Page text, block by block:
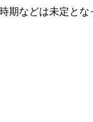
期などは未定とな